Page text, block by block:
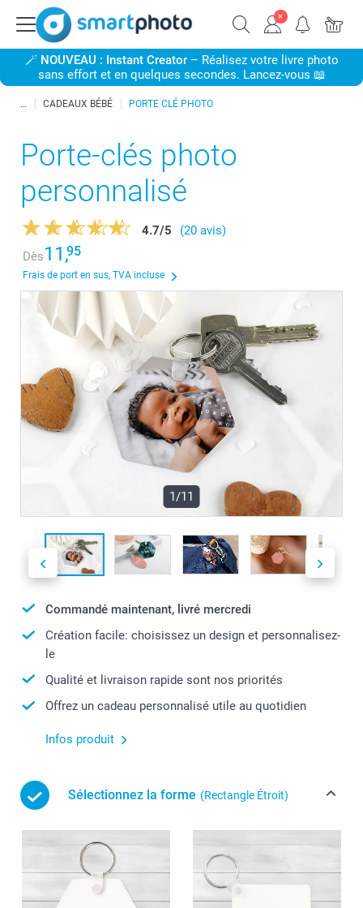
🪄 NOUVEAU : Instant Creator– Réalisez votre livre photo
sans effort et en quelques secondes. Lancez-vous 📖
CADEAUX BÉBÉ PORTE CLÉ PHOTO
Porte-clés photo
personnalisé
4.7/5
(20 avis)
Dès11,95
Frais de port en sus, TVA incluse
1/11
Commandé maintenant, livré mercredi
Création facile: choisissez un design et personnalisez-
le
Qualité et livraison rapide sont nos priorités
Offrez un cadeau personnalisé utile au quotidien
Infos produit
Sélectionnez la forme (Rectangle Étroit)